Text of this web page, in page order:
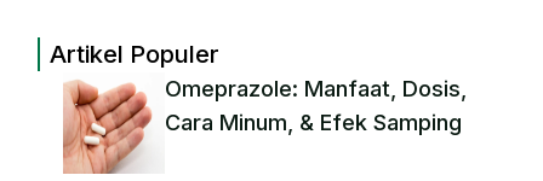
Artikel Populer
Omeprazole: Manfaat, Dosis,
Cara Minum, & Efek Samping